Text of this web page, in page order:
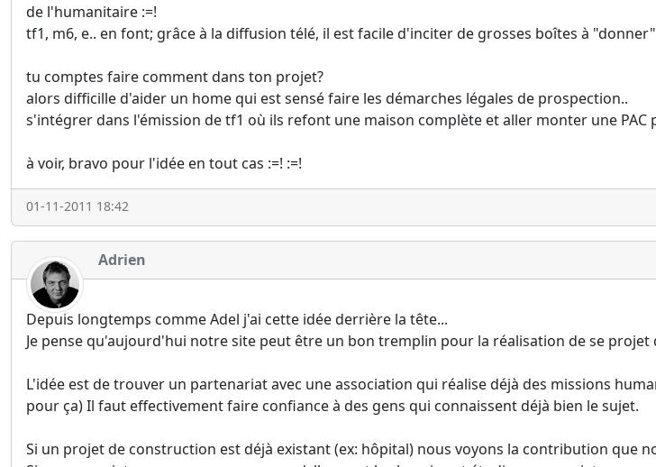
de l'humanitaire :=!
tf1, m6, e.. en font; grâce à la diffusion télé, il est facile d'inciter de grosses boîtes à
tu comptes faire comment dans ton projet?
alors difficille d'aider un home qui est sensé faire les démarches légales de prospection..
s'intégrer dans l'émission de tf1 où ils refont une maison complète et aller monter une
à voir, bravo pour l'idée en tout cas :=! :=!
01-11-2011 18:42
Adrien
Depuis longtemps comme Adel j'ai cette idée derrière la tête...
Je pense qu'aujourd'hui notre site peut être un bon tremplin pour la réalisation de se
L'idée est de trouver un partenariat avec une association qui réalise déjà des missions
pour ça) Il faut effectivement faire confiance à des gens qui connaissent déjà bien le sujet.
Si un projet de construction est déjà existant (ex: hôpital) nous voyons la contribution que